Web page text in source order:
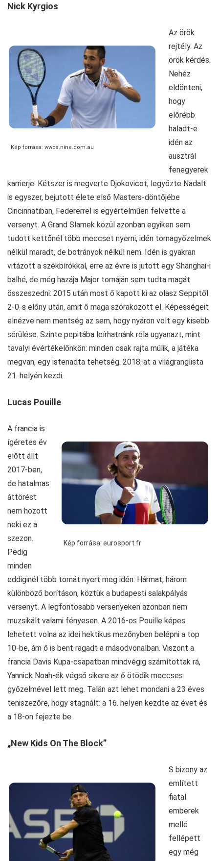
Nick Kyrgios
Kép forrása: wwos.nine.com.au
Az örök
rejtély. Az
örök kérdés.
Nehéz
eldönteni,
hogy
előrébb
haladt-e
idén az
ausztrál
fenegyerek
karrierje. Kétszer is megverte Djokovicot, legyőzte Nadalt
is egyszer, bejutott élete első Masters-döntőjébe
Cincinnatiban, Federerrel is egyértelműen felvette a
versenyt. A Grand Slamek közül azonban egyiken sem
tudott kettőnél több meccset nyerni, idén tornagyőzelmek
nélkül maradt, de botrányok nélkül nem. Idén is gyakran
vitázott a székbírókkal, erre az évre is jutott egy Shanghai-i
balhé, de még hazája Major tornáján sem tudta magát
összeszedni: 2015 után most ő kapott ki az olasz Seppitől
2-0-s előny után, amit ő maga szórakozott el. Képességeit
elnézve nem mentség az sem, hogy nyáron volt egy kisebb
sérülése. Szinte pepitába leírhatnánk róla ugyanazt, mint
tavalyi évértékelőnkön: minden csak rajta múlik, a játéka
megvan, egy istenadta tehetség. 2018-at a világranglista
21. helyén kezdi.
Lucas Pouille
Kép forrása: eurosport.fr
A francia is
ígéretes év
előtt állt
2017-ben,
de hatalmas
áttörést
nem hozott
neki ez a
szezon.
Pedig
minden
eddiginél több tornát nyert meg idén: Hármat, három
különböző borításon, köztük a budapesti salakpályás
versenyt. A legfontosabb versenyeken azonban nem
muzsikált valami fényesen. A 2016-os Pouille képes
lehetett volna az idei hektikus mezőnyben belépni a top
10-be, ám ő is bent ragadt a másodvonalban. Viszont a
francia Davis Kupa-csapatban mindvégig számítottak rá,
Yannick Noah-ék végső sikere az ő ötödik meccses
győzelmével lett meg. Talán azt lehet mondani a 23 éves
teniszezőre, hogy stagnált: a 16. helyen kezdte az évet és
a 18-on fejezte be.
„New Kids On The Block”
S bizony az
említett
fiatal
emberek
mellé
fellépett
egy még